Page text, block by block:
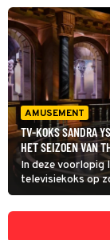
AMUSEMENT
TV-KOKS SANDRA
HET SEIZOEN VAN
In deze voorlopig
televisiekoks op
Ysbrandy, Mounir
Expeditie